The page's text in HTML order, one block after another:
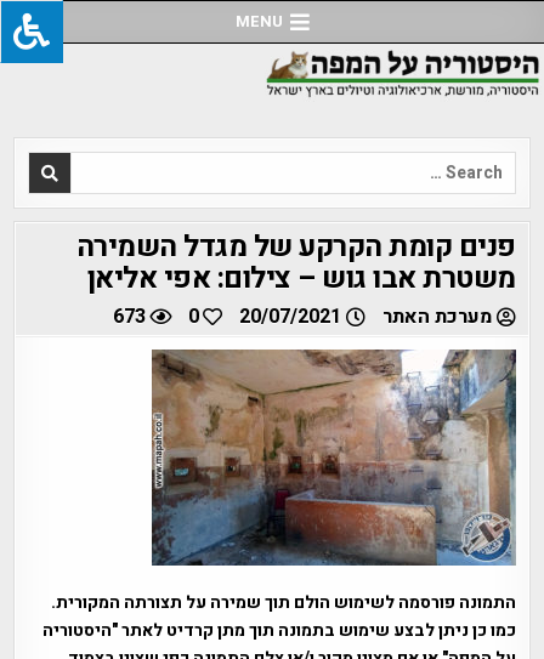
to
content
MENU
Search
for:
פנים קומת הקרקע של מגדל השמירה
משטרת אבו גוש – צילום: אפי אליאן
מערכת האתר 0
673
התמונה פורסמה לשימוש הולם תוך שמירה על תצורתה המקורית.
כמו כן ניתן לבצע שימוש בתמונה תוך מתן קרדיט לאתר "היסטוריה